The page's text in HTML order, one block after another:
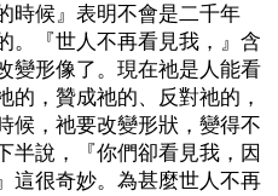
時候』表明不會是二千年
。『世人不再看見我，』含
變形像了。現在祂是人能看
的，贊成祂的、反對祂的，
候，祂要改變形狀，變得不
半說，『你們卻看見我，因
這很奇妙。為甚麼世人不再